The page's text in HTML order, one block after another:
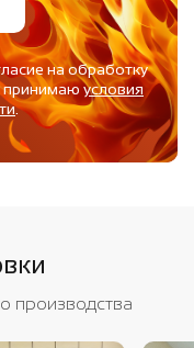
на обработку
принимаюусловия
.
производства